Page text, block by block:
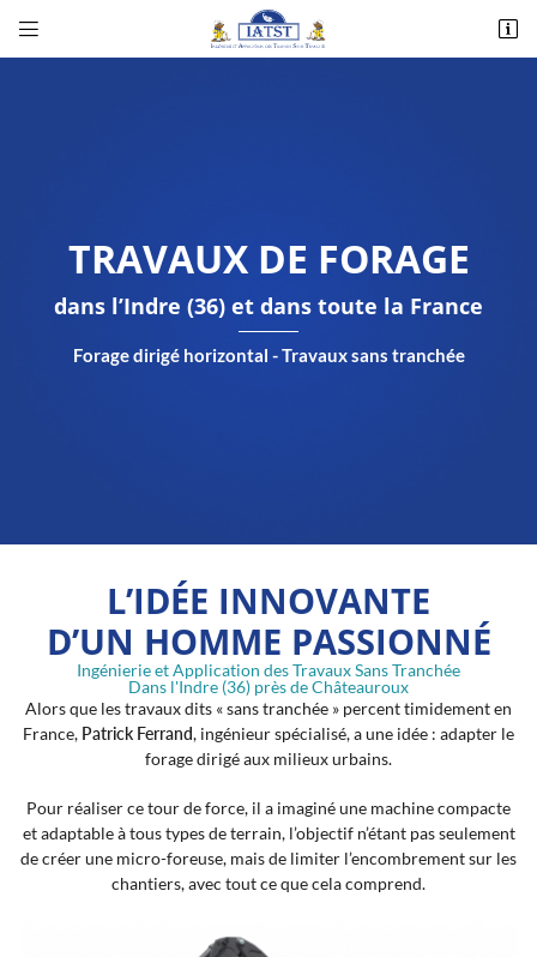
 
Corlay d’en Haut - 14, rue des Essards
Adresse email de réception
En cochant cette case, vous consentez à recevoir nos propositions commerciales à
l'adresse email indiqué ci-dessus. Vous pouvez vous désinscrire à tout moment en
utilisantle formulaire de désinscription.
Inscription
TRAVAUX DE FORAGE
dans l’Indre (36) et dans toute la France
Forage dirigé horizontal - Travaux sans tranchée
L’IDÉE INNOVANTE
D’UN HOMME PASSIONNÉ
Ingénierie et Application des Travaux Sans Tranchée
Dans l'Indre (36) près de Châteauroux
Alors que les travaux dits « sans tranchée » percent timidement en
France, Patrick Ferrand, ingénieur spécialisé, a une idée : adapter le
forage dirigé aux milieux urbains.
Pour réaliser ce tour de force, il a imaginé une machine compacte
et adaptable à tous types de terrain, l’objectif n’étant pas seulement
de créer une micro-foreuse, mais de limiter l’encombrement sur les
chantiers, avec tout ce que cela comprend.